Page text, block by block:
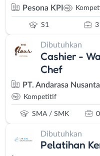
Pesona KPI
S1 3
Dibutuhkan
Cashier -
Chef
PT. Andarasa
Kompetitif
SMA / SMK
Dibutuhkan
Pelatihan